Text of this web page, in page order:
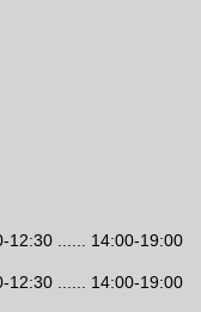
12:30 ...... 14:00-19:00
12:30 ...... 14:00-19:00